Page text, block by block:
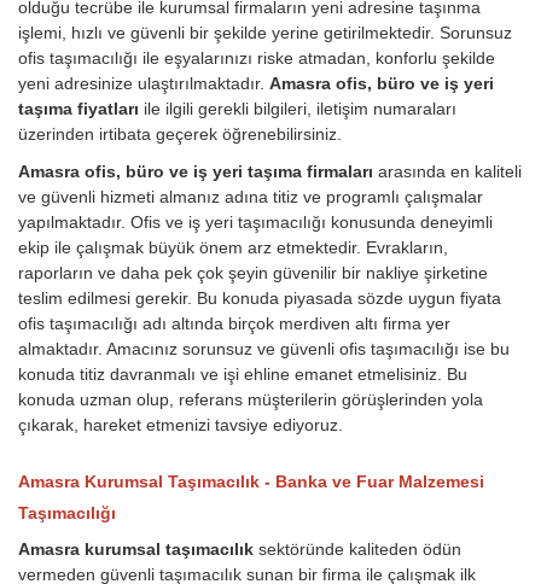
olduğu tecrübe ile kurumsal firmaların yeni adresine taşınma
işlemi, hızlı ve güvenli bir şekilde yerine getirilmektedir. Sorunsuz
ofis taşımacılığı ile eşyalarınızı riske atmadan, konforlu şekilde
yeni adresinize ulaştırılmaktadır. Amasra ofis, büro ve iş yeri
taşıma fiyatları ile ilgili gerekli bilgileri, iletişim numaraları
üzerinden irtibata geçerek öğrenebilirsiniz.
Amasra ofis, büro ve iş yeri taşıma firmaları arasında en kaliteli
ve güvenli hizmeti almanız adına titiz ve programlı çalışmalar
yapılmaktadır. Ofis ve iş yeri taşımacılığı konusunda deneyimli
ekip ile çalışmak büyük önem arz etmektedir. Evrakların,
raporların ve daha pek çok şeyin güvenilir bir nakliye şirketine
teslim edilmesi gerekir. Bu konuda piyasada sözde uygun fiyata
ofis taşımacılığı adı altında birçok merdiven altı firma yer
almaktadır. Amacınız sorunsuz ve güvenli ofis taşımacılığı ise bu
konuda titiz davranmalı ve işi ehline emanet etmelisiniz. Bu
konuda uzman olup, referans müşterilerin görüşlerinden yola
çıkarak, hareket etmenizi tavsiye ediyoruz.
Amasra Kurumsal Taşımacılık - Banka ve Fuar Malzemesi
Taşımacılığı
Amasra kurumsal taşımacılık sektöründe kaliteden ödün
vermeden güvenli taşımacılık sunan bir firma ile çalışmak ilk